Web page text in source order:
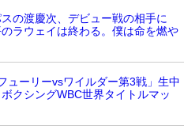
の渡慶次、デビュー戦の相手に
のラウェイは終わる。僕は命を燃や
ューリーvsワイルダー第3戦」生中
クシングWBC世界タイトルマッ